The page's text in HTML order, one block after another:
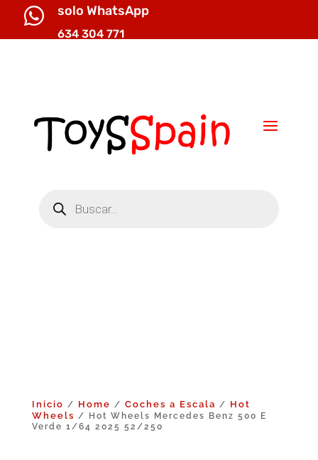
 solo WhatsApp
634 304 771
productos
Inicio / Home / Coches a Escala / Hot
Wheels / Hot Wheels Mercedes Benz 500 E
Verde 1/64 2025 52/250